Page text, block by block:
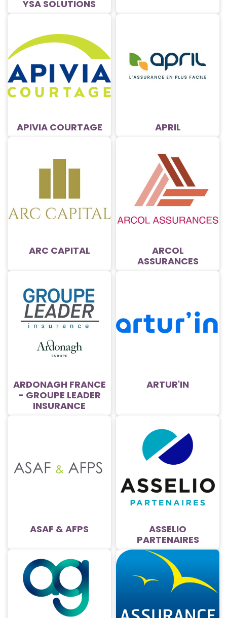
YSA SOLUTIONS
APIVIA COURTAGE APRIL
ARC CAPITAL
ARCOL
ASSURANCES
ARDONAGH FRANCE
- GROUPE LEADER
INSURANCE
ARTUR'IN
ASAF & AFPS
ASSELIO
PARTENAIRES